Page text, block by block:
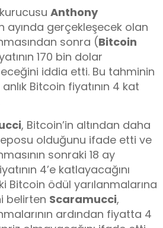
Anthony
ayında gerçekleşecek olan
sonra (Bitcoin
170 bin dolar
iddia etti. Bu tahminin
Bitcoin fiyatının 4 kat
, Bitcoin’in altından daha
olduğunu ifade etti ve
sonraki 18 ay
4’e katlayacağını
Bitcoin ödül yarılanmalarına
belirten Scaramucci,
ardından fiyatta 4